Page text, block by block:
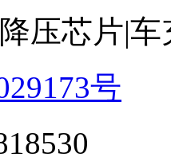
压芯片|
号